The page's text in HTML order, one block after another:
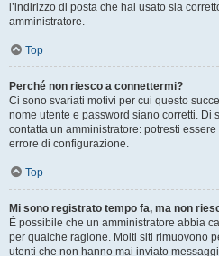
l’indirizzo di posta che hai usato sia
amministratore.
Top
Perché non riesco a connettermi?
Ci sono svariati motivi per cui questo
nome utente e password siano corretti. Di
contatta un amministratore: potresti
errore di configurazione.
Top
Mi sono registrato tempo fa, ma non
È possibile che un amministratore abbia
per qualche ragione. Molti siti rimuovono
utenti che non hanno mai inviato